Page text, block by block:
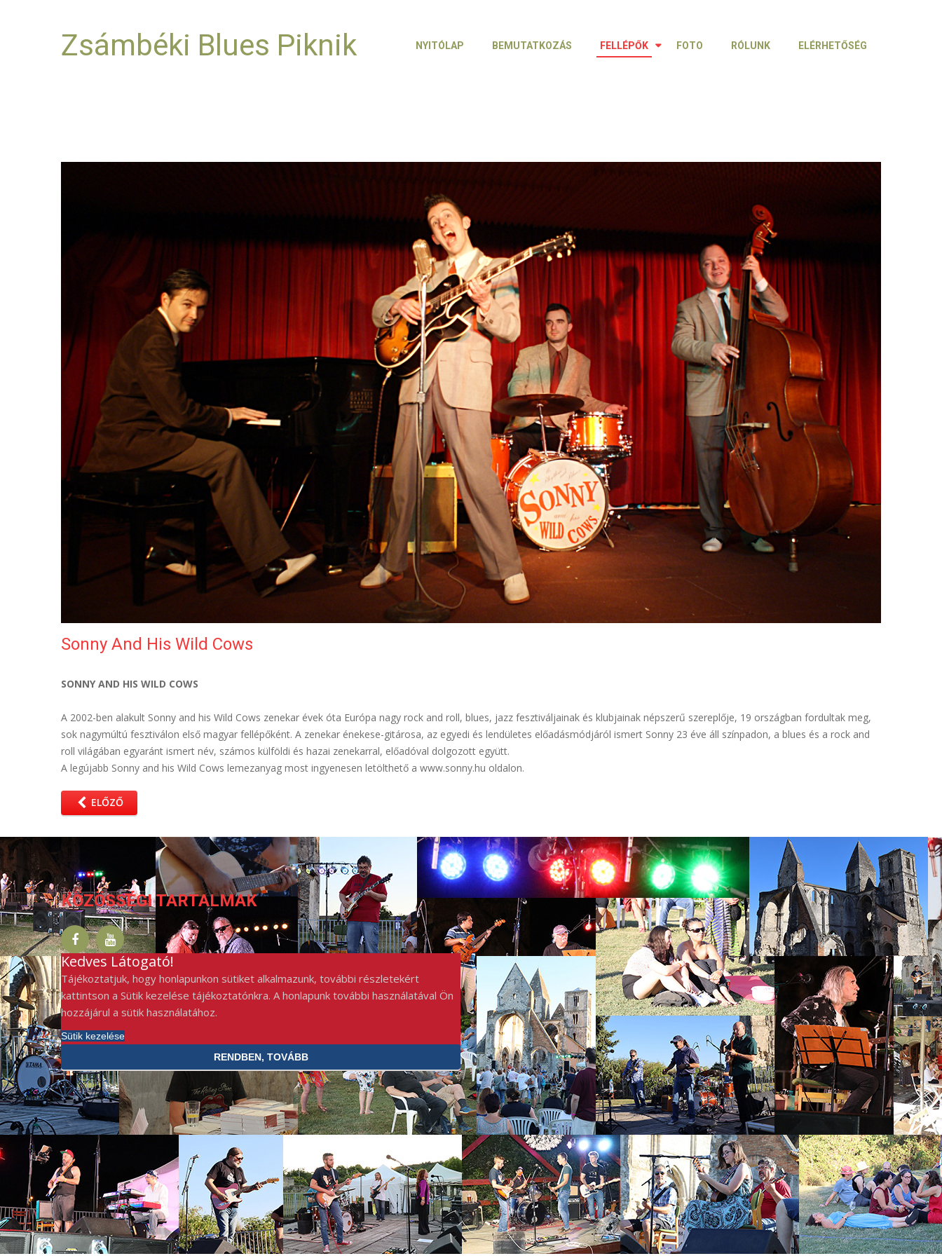
Zsámbéki Blues Piknik NYITÓLAP BEMUTATKOZÁS FELLÉPŐK FOTO RÓLUNK ELÉRHETŐSÉG
Sonny And His Wild Cows
SONNY AND HIS WILD COWS
A 2002-ben alakult Sonny and his Wild Cows zenekar évek óta Európa nagy rock and roll, blues, jazz fesztiváljainak és klubjainak népszerű szereplője, 19 országban fordultak meg,
sok nagymúltú fesztiválon első magyar fellépőként. A zenekar énekese-gitárosa, az egyedi és lendületes előadásmódjáról ismert Sonny 23 éve áll színpadon, a blues és a rock and
roll világában egyaránt ismert név, számos külföldi és hazai zenekarral, előadóval dolgozott együtt.
A legújabb Sonny and his Wild Cows lemezanyag most ingyenesen letölthető a www.sonny.hu oldalon.
ELŐZŐ
KÖZÖSSÉGI TARTALMAK
Kedves Látogató!
Tájékoztatjuk, hogy honlapunkon sütiket alkalmazunk, további részletekért
kattintson a Sütik kezelése tájékoztatónkra. A honlapunk további használatával Ön
hozzájárul a sütik használatához.
Sütik kezelése
RENDBEN, TOVÁBB